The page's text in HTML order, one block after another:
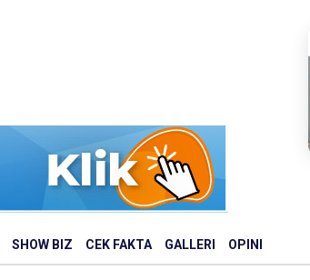
SHOW BIZ CEK FAKTA GALLERI OPINI